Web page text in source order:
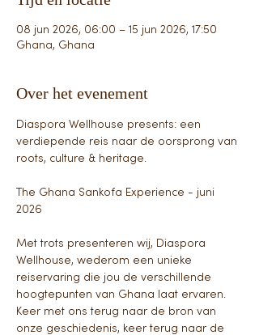
08 jun 2026, 06:00 – 15 jun 2026, 17:50
Ghana, Ghana
Over het evenement
Diaspora Wellhouse presents: een
verdiepende reis naar de oorsprong van
roots, culture & heritage.
The Ghana Sankofa Experience - juni
2026
Met trots presenteren wij, Diaspora
Wellhouse, wederom een unieke
reiservaring die jou de verschillende
hoogtepunten van Ghana laat ervaren.
Keer met ons terug naar de bron van
onze geschiedenis, keer terug naar de